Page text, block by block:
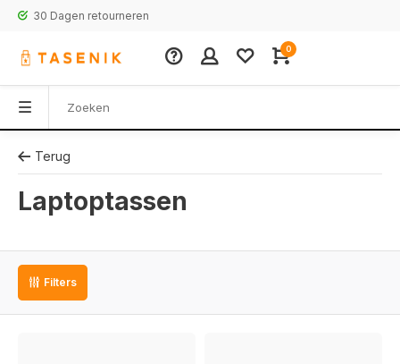
30 Dagen retourneren
0
Terug
Laptoptassen
Filters